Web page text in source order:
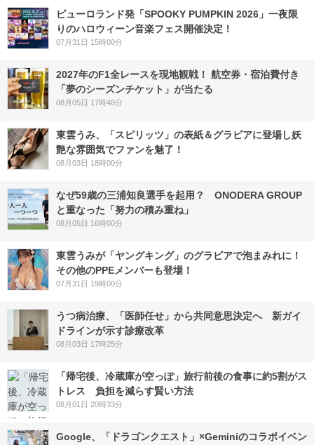
ピューロランド発「SPOOKY PUMPKIN 2026」一夜限
りのハロウィーン音楽フェス開催決定！
07月31日 15時00分
2027年のF1全レースを現地観戦！ 航空券・宿泊費付き
「夢のシーズンチケット」が当たる
08月05日 17時48分
東雲うみ、「スピリッツ」の表紙＆グラビアに登場し妖
艶な雰囲気でファンを魅了！
08月03日 18時00分
なぜ59歳の三浦知良選手を起用？ ONODERA GROUP
と重なった「努力の積み重ね」
08月05日 16時00分
東雲うみが「ヤングキング」のグラビアで泡まみれに！
その他のPPEメンバーも登場！
07月31日 19時00分
うつ病治療、「医師任せ」から共同意思決定へ 新ガイ
ドラインが示す診療改革
08月03日 17時25分
「帰宅後、冷蔵庫が空っぽ」旅行前後の食事に約5割がス
トレス 負担を減らす賢い方法
08月01日 20時33分
Google、「ドラゴンクエスト」×Geminiのコラボイベン